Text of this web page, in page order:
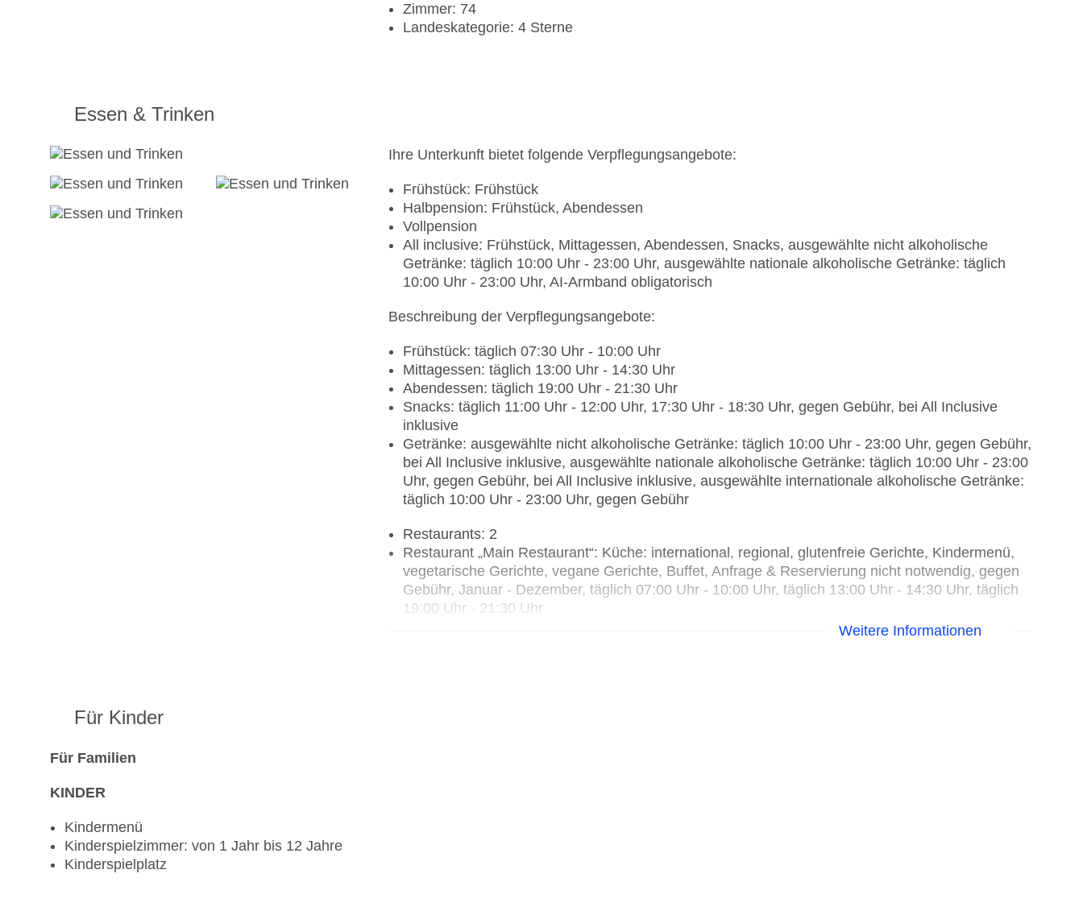
Zimmer: 74
Landeskategorie: 4 Sterne
Essen & Trinken
Ihre Unterkunft bietet folgende Verpflegungsangebote:
Frühstück: Frühstück
Halbpension: Frühstück, Abendessen
Vollpension
All inclusive: Frühstück, Mittagessen, Abendessen, Snacks, ausgewählte nicht alkoholische
Getränke: täglich 10:00 Uhr - 23:00 Uhr, ausgewählte nationale alkoholische Getränke: täglich
10:00 Uhr - 23:00 Uhr, AI-Armband obligatorisch
Beschreibung der Verpflegungsangebote:
Frühstück: täglich 07:30 Uhr - 10:00 Uhr
Mittagessen: täglich 13:00 Uhr - 14:30 Uhr
Abendessen: täglich 19:00 Uhr - 21:30 Uhr
Snacks: täglich 11:00 Uhr - 12:00 Uhr, 17:30 Uhr - 18:30 Uhr, gegen Gebühr, bei All Inclusive
inklusive
Getränke: ausgewählte nicht alkoholische Getränke: täglich 10:00 Uhr - 23:00 Uhr, gegen Gebühr,
bei All Inclusive inklusive, ausgewählte nationale alkoholische Getränke: täglich 10:00 Uhr - 23:00
Uhr, gegen Gebühr, bei All Inclusive inklusive, ausgewählte internationale alkoholische Getränke:
täglich 10:00 Uhr - 23:00 Uhr, gegen Gebühr
Restaurants: 2
Restaurant „Main Restaurant“: Küche: international, regional, glutenfreie Gerichte, Kindermenü,
vegetarische Gerichte, vegane Gerichte, Buffet, Anfrage & Reservierung nicht notwendig, gegen
Gebühr, Januar - Dezember, täglich 07:00 Uhr - 10:00 Uhr, täglich 13:00 Uhr - 14:30 Uhr, täglich
19:00 Uhr - 21:30 Uhr
Weitere Informationen
Für Kinder
Für Familien
KINDER
Kindermenü
Kinderspielzimmer: von 1 Jahr bis 12 Jahre
Kinderspielplatz